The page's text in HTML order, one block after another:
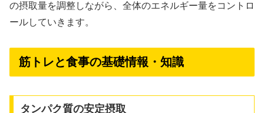
の摂取量を調整しながら、全体のエネルギー量をコントロ
ールしていきます。
筋トレと食事の基礎情報・知識
タンパク質の安定摂取